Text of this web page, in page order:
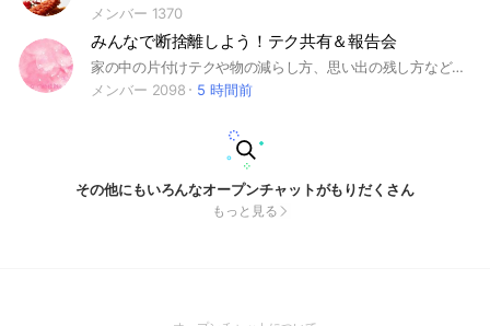
メンバー 1370
みんなで断捨離しよう！テク共有＆報告会
家の中の片付けテクや物の減らし方、思い出の残し方などを共有！片付けできたら報告し合おう！ #断捨離 #大掃除 #片付け #ミニマリスト #掃除 #テク #お得 #節約 #収納 #スッキリ
メンバー 2098
5 時間前
その他にもいろんなオープンチャットがもりだくさん
もっと見る